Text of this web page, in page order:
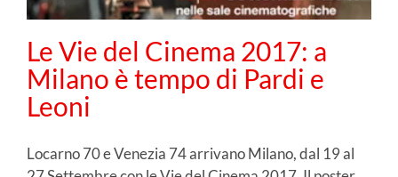
Le Vie del Cinema 2017: a
Milano è tempo di Pardi e
Leoni
Locarno 70 e Venezia 74 arrivano Milano, dal 19 al